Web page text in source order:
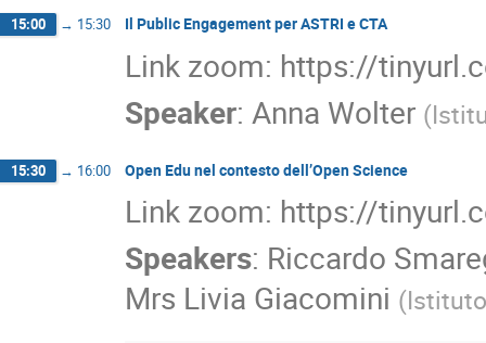
15:00 → 15:30 Il Public Engagement per ASTRI e CTA
Link zoom: https://
Speaker: Anna Wolter (
15:30 → 16:00 Open Edu nel contesto dell’Open Science
Link zoom: https://
Speakers: Riccardo
Mrs Livia Giacomini (